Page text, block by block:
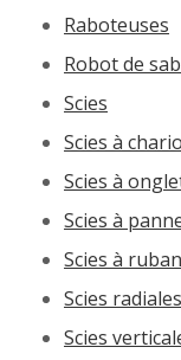
Raboteuses
Robot de
Scies
Scies à
Scies à
Scies à
Scies à ruban
Scies radiales
Scies